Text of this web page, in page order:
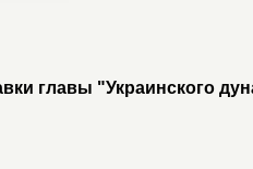
главы "Украинского